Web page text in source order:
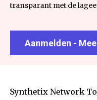
transparant met de
Aanmelden -
Synthetix Network